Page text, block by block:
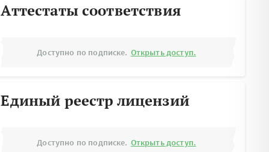
Аттестаты соответствия
Доступно по подписке. Открыть доступ.
Единый реестр лицензий
Доступно по подписке. Открыть доступ.